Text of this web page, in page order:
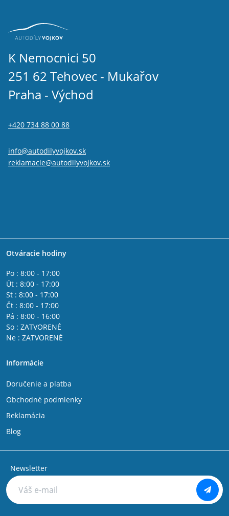
K Nemocnici 50
251 62 Tehovec - Mukařov
Praha - Východ
+420 734 88 00 88
info@autodilyvojkov.sk
reklamacie@autodilyvojkov.sk
Otváracie hodiny
Po : 8:00 - 17:00
Út : 8:00 - 17:00
St : 8:00 - 17:00
Čt : 8:00 - 17:00
Pá : 8:00 - 16:00
So : ZATVORENÉ
Ne : ZATVORENÉ
Informácie
Doručenie a platba
Obchodné podmienky
Reklamácia
Blog
Newsletter